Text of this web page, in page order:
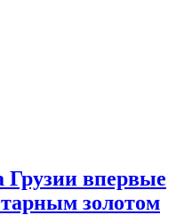
впервые
золотом